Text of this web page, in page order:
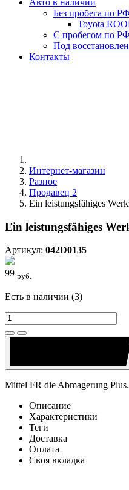
Авто в наличии
Без пробега по РФ
Toyota
С пробегом по РФ
Под
Контакты
Интернет-магазин
Разное
Продавец 2
Ein leistungsfähiges
Ein leistungsfähiges
Артикул: 042D0135
99 руб.
Есть в наличии (3)
Mittel FR die Abmagerung
Описание
Характеристики
Теги
Доставка
Оплата
Своя вкладка